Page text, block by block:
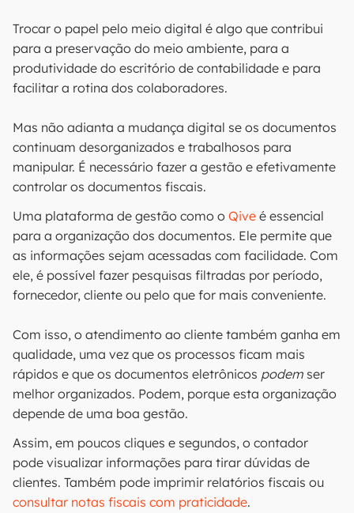
Trocar o papel pelo meio digital é algo que contribui
para a preservação do meio ambiente, para a
produtividade do escritório de contabilidade e para
facilitar a rotina dos colaboradores.
Mas não adianta a mudança digital se os documentos
continuam desorganizados e trabalhosos para
manipular. É necessário fazer a gestão e efetivamente
controlar os documentos fiscais.
Uma plataforma de gestão como o Qive é essencial
para a organização dos documentos. Ele permite que
as informações sejam acessadas com facilidade. Com
ele, é possível fazer pesquisas filtradas por período,
fornecedor, cliente ou pelo que for mais conveniente.
Com isso, o atendimento ao cliente também ganha em
qualidade, uma vez que os processos ficam mais
rápidos e que os documentos eletrônicos podem ser
melhor organizados. Podem, porque esta organização
depende de uma boa gestão.
Assim, em poucos cliques e segundos, o contador
pode visualizar informações para tirar dúvidas de
clientes. Também pode imprimir relatórios fiscais ou
consultar notas fiscais com praticidade.